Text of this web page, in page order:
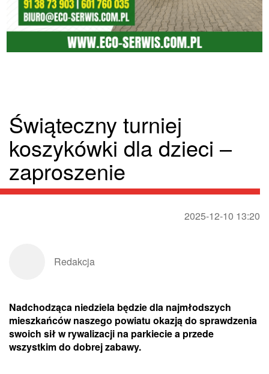
Świąteczny turniej
koszykówki dla dzieci –
zaproszenie
2025-12-10 13:20
Redakcja
Nadchodząca niedziela będzie dla najmłodszych
mieszkańców naszego powiatu okazją do sprawdzenia
swoich sił w rywalizacji na parkiecie a przede
wszystkim do dobrej zabawy.